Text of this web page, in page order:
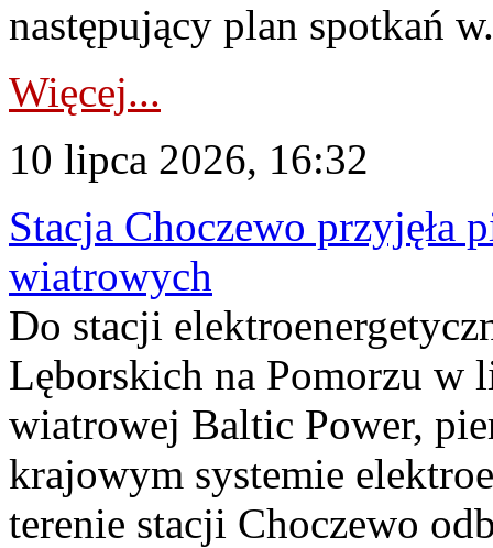
następujący plan spotkań
Więcej...
10 lipca 2026, 16:32
Stacja Choczewo przyjęła
wiatrowych
Do stacji
Lęborskich na Pomorzu w
wiatrowej Baltic Power,
krajowym systemie
terenie stacji Choczewo